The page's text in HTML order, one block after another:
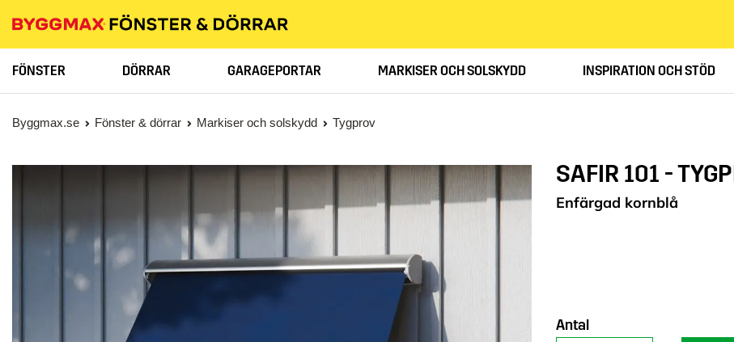
FÖNSTER DÖRRAR GARAGEPORTAR MARKISER OCH SOLSKYDD INSPIRATION OCH STÖD
Byggmax.se Fönster & dörrar Markiser och solskydd Tygprov
SAFIR 101 -
Enfärgad kornblå
Antal